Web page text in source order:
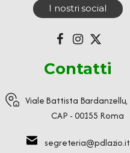
I nostri social
Contatti
Viale Battista Bardanzellu,
CAP - 00155 Roma
segreteria@pdlazio.it